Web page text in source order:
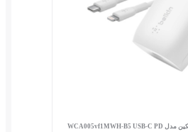
شارژر دیواری ۳۰ وات بلکین مدل WCA005vf1MWH-B5 USB-C PD